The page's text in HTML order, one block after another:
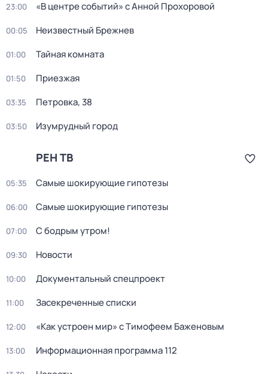
23:00 «В центре событий» с Анной Прохоровой
00:05 Неизвестный Брежнев
01:00 Тайная комната
01:50 Приезжая
03:35 Петровка, 38
03:50 Изумрудный город
РЕН ТВ
05:35 Самые шoкиpующие гипотезы
06:00 Самые шoкиpующие гипотезы
07:00 С бодрым утром!
09:30 Новости
10:00 Документальный спецпроект
11:00 Заcекрeченные списки
12:00 «Как устроен мир» с Тимофеем Баженовым
13:00 Информационная программа 112